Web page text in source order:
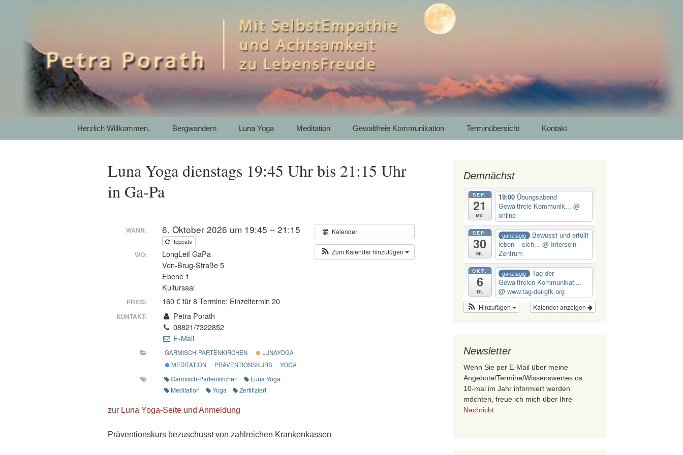
Petra Porath – Bergwandern Luna Yoga
Gewaltfreie Kommunikation Meditation in
Garmisch-Partenkirchen
Herzlich Willkommen, Bergwandern Luna Yoga Meditation Gewaltfreie Kommunikation Terminübersicht Kontakt
Luna Yoga dienstags 19:45 Uhr bis 21:15 Uhr
in Ga-Pa
Kalender
Zum Kalender hinzufügen
WANN: 6. Oktober 2026 um 19:45 – 21:15
Repeats
WO:
LongLeif GaPa
Von-Brug-Straße 5
Ebene 1
Kultursaal
PREIS: 160 € für 8 Termine; Einzeltermin 20
KONTAKT:
Petra Porath
08821/7322852
E-Mail
GARMISCH-PARTENKIRCHEN
LUNAYOGA
MEDITATION
PRÄVENTIONSKURS YOGA
Garmisch-Partenkirchen
Luna Yoga
Meditation
Yoga Zertifiziert
zur Luna Yoga-Seite und Anmeldung
Präventionskurs bezuschusst von zahlreichen Krankenkassen
Demnächst
SEP.
21
Mo.
19:00 Übungsabend
Gewaltfreie Kommunik... @
online
SEP.
30
Mi.
ganztägig
Bewusst und erfüllt
leben – sich... @ Intersein-
Zentrum
OKT.
6
Di.
ganztägig
Tag der
Gewaltfreien Kommunikati...
@ www.tag-der-gfk.org
Kalender anzeigen
Hinzufügen
Newsletter
Wenn Sie per E-Mail über meine
Angebote/Termine/Wissenswertes ca.
10-mal im Jahr informiert werden
möchten, freue ich mich über Ihre
Nachricht